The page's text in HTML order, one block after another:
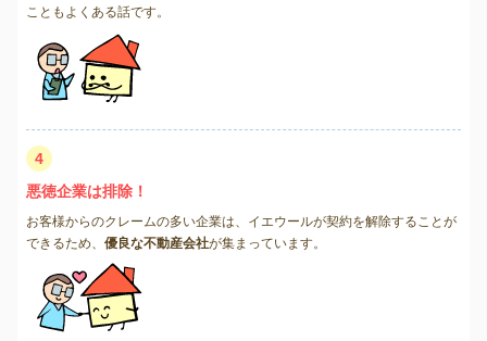
こともよくある話です。
4
悪徳企業は排除！
お客様からのクレームの多い企業は、イエウールが契約を解除することが
できるため、 優良な不動産会社が集まっています。